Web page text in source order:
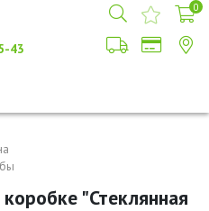
43
0
"Стеклянная